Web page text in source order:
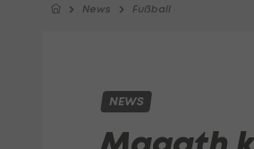
News Fußball
NEWS